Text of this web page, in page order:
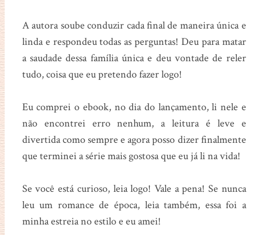
A autora soube conduzir cada final de maneira única e
linda e respondeu todas as perguntas! Deu para matar
a saudade dessa família única e deu vontade de reler
tudo, coisa que eu pretendo fazer logo!
Eu comprei o ebook, no dia do lançamento, li nele e
não encontrei erro nenhum, a leitura é leve e
divertida como sempre e agora posso dizer finalmente
que terminei a série mais gostosa que eu já li na vida!
Se você está curioso, leia logo! Vale a pena! Se nunca
leu um romance de época, leia também, essa foi a
minha estreia no estilo e eu amei!